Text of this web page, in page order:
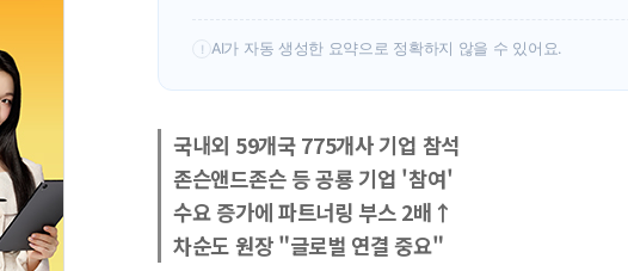
! AI가 자동 생성한 요약으로 정확하지 않을 수 있어요.
국내외 59개국 775개사 기업 참석
존슨앤드존슨 등 공룡 기업 '참여'
수요 증가에 파트너링 부스 2배↑
차순도 원장 "글로벌 연결 중요"